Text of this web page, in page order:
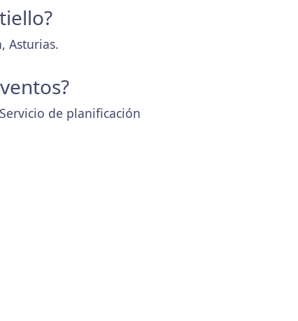
Asturias.
de planificación